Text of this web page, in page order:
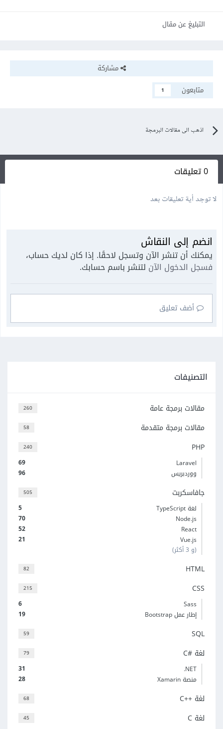
التبليغ عن مقال
مشاركة
متابعون
1
اذهب الى مقالات البرمجة
0 تعليقات
لا توجد أية تعليقات بعد
انضم إلى النقاش
يمكنك أن تنشر الآن وتسجل لاحقًا. إذا كان لديك حساب،
فسجل الدخول الآن لتنشر باسم حسابك.
أضف تعليق
التصنيفات
260 مقالات برمجة عامة
58 مقالات برمجة متقدمة
240 PHP
69
Laravel
96
ووردبريس
505 جافاسكربت
5
لغة TypeScript
70
Node.js
52
React
21
Vue.js
(و 3 أكثر)
82 HTML
215 CSS
6
Sass
19
إطار عمل Bootstrap
59 SQL
79 لغة C#‎
31
‎.NET
28
منصة Xamarin
68 لغة C++‎
45 لغة C